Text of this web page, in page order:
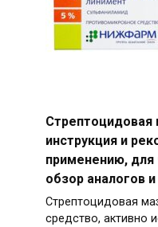
Стрептоцидовая
инструкция и
применению, для
обзор аналогов
Стрептоцидовая
средство, активно